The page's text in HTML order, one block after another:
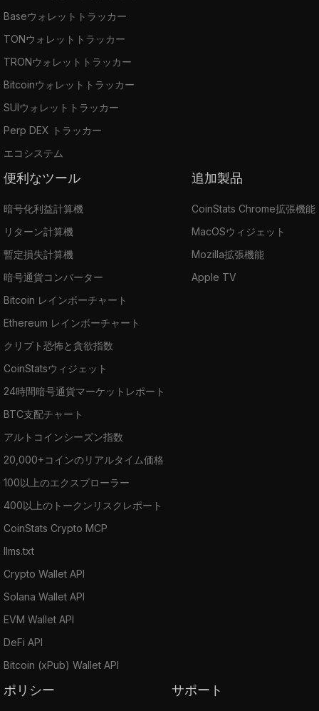
Baseウォレットトラッカー
TONウォレットトラッカー
TRONウォレットトラッカー
Bitcoinウォレットトラッカー
SUIウォレットトラッカー
Perp DEX トラッカー
エコシステム
便利なツール
暗号化利益計算機
リターン計算機
暫定損失計算機
暗号通貨コンバーター
Bitcoin レインボーチャート
Ethereum レインボーチャート
クリプト恐怖と貪欲指数
CoinStatsウィジェット
24時間暗号通貨マーケットレポート
BTC支配チャート
アルトコインシーズン指数
20,000+コインのリアルタイム価格
100以上のエクスプローラー
400以上のトークンリスクレポート
CoinStats Crypto MCP
llms.txt
Crypto Wallet API
Solana Wallet API
EVM Wallet API
DeFi API
Bitcoin (xPub) Wallet API
追加製品
CoinStats Chrome拡張機能
MacOSウィジェット
Mozilla拡張機能
Apple TV
ポリシー サポート